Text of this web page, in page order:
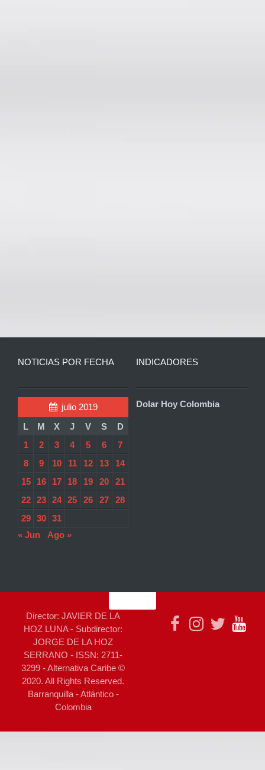
NOTICIAS POR FECHA
julio 2019
L
M X J V S
D
1
2 3 4 5 6
7
8
9 10 11 12 13
14
15
16 17 18 19 20
21
22
23 24 25 26 27
28
29
30
31
« Jun
Ago »
INDICADORES
Dolar Hoy Colombia
Director: JAVIER DE LA
HOZ LUNA - Subdirector:
JORGE DE LA HOZ
SERRANO - ISSN: 2711-
3299 - Alternativa Caribe ©
2020. All Rights Reserved.
Barranquilla - Atlántico -
Colombia